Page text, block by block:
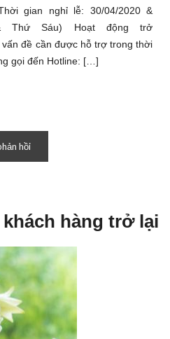
gian nghỉ lễ: 30/04/2020 &
Thứ Sáu) Hoạt động trở
đề cần được hỗ trợ trong thời
gọi đến Hotline: […]
hồi
hàng trở lại